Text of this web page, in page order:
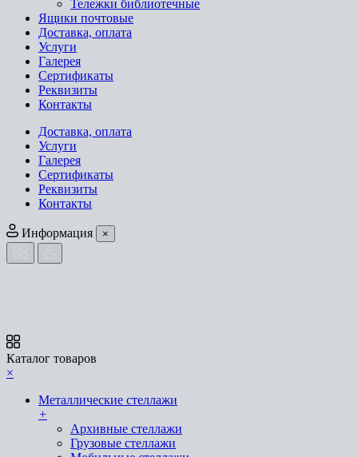
Тележки библиотечные
Ящики почтовые
Доставка, оплата
Услуги
Галерея
Сертификаты
Реквизиты
Контакты
Доставка, оплата
Услуги
Галерея
Сертификаты
Реквизиты
Контакты
Информация ×
Каталог товаров
×
Металлические стеллажи
+
Архивные стеллажи
Грузовые стеллажи